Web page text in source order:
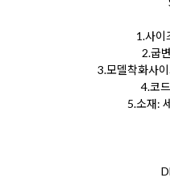
1.사
2.굽
3.모델착화사
4.코
5.소재: